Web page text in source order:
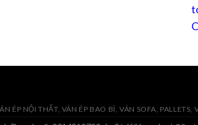
ÉP NỘI THẤT, VÁN ÉP BAO BÌ, VÁN SOFA, PALLETS,